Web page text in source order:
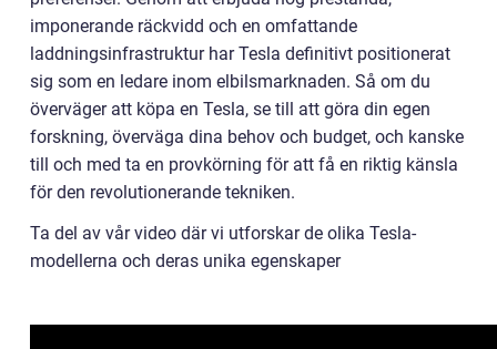
imponerande räckvidd och en omfattande
laddningsinfrastruktur har Tesla definitivt positionerat
sig som en ledare inom elbilsmarknaden. Så om du
överväger att köpa en Tesla, se till att göra din egen
forskning, överväga dina behov och budget, och kanske
till och med ta en provkörning för att få en riktig känsla
för den revolutionerande tekniken.
Ta del av vår video där vi utforskar de olika Tesla-
modellerna och deras unika egenskaper